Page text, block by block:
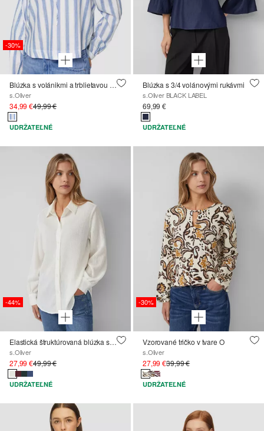
-30%
Blúzka s volánikmi a trblietavou priadzou
s.Oliver
34,99 €49,99 €
UDRŽATEĽNÉ
Blúzka s 3/4 volánovými rukávmi
s.Oliver BLACK LABEL
69,99 €
UDRŽATEĽNÉ
-44%
Elastická štruktúrovaná blúzka s naberaním na chrbte
s.Oliver
27,99 €49,99 €
UDRŽATEĽNÉ
-30%
Vzorované tričko v tvare O
s.Oliver
27,99 €39,99 €
UDRŽATEĽNÉ